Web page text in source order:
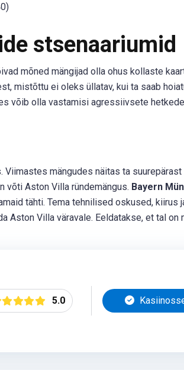
stsenaariumid
mõned mängijad olla ohus kollaste
mistõttu ei oleks üllatav, kui ta saab
võib olla vastamisi agressiivsete
mängudes näitas ta suurepärast
võti Aston Villa ründemängus. Bayern
tähti. Tema tehnilised oskused, kiirus
Aston Villa väravale. Eeldatakse, et tal on
5.0